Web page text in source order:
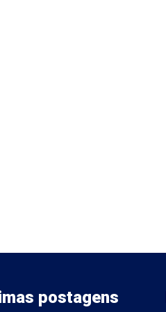
postagens